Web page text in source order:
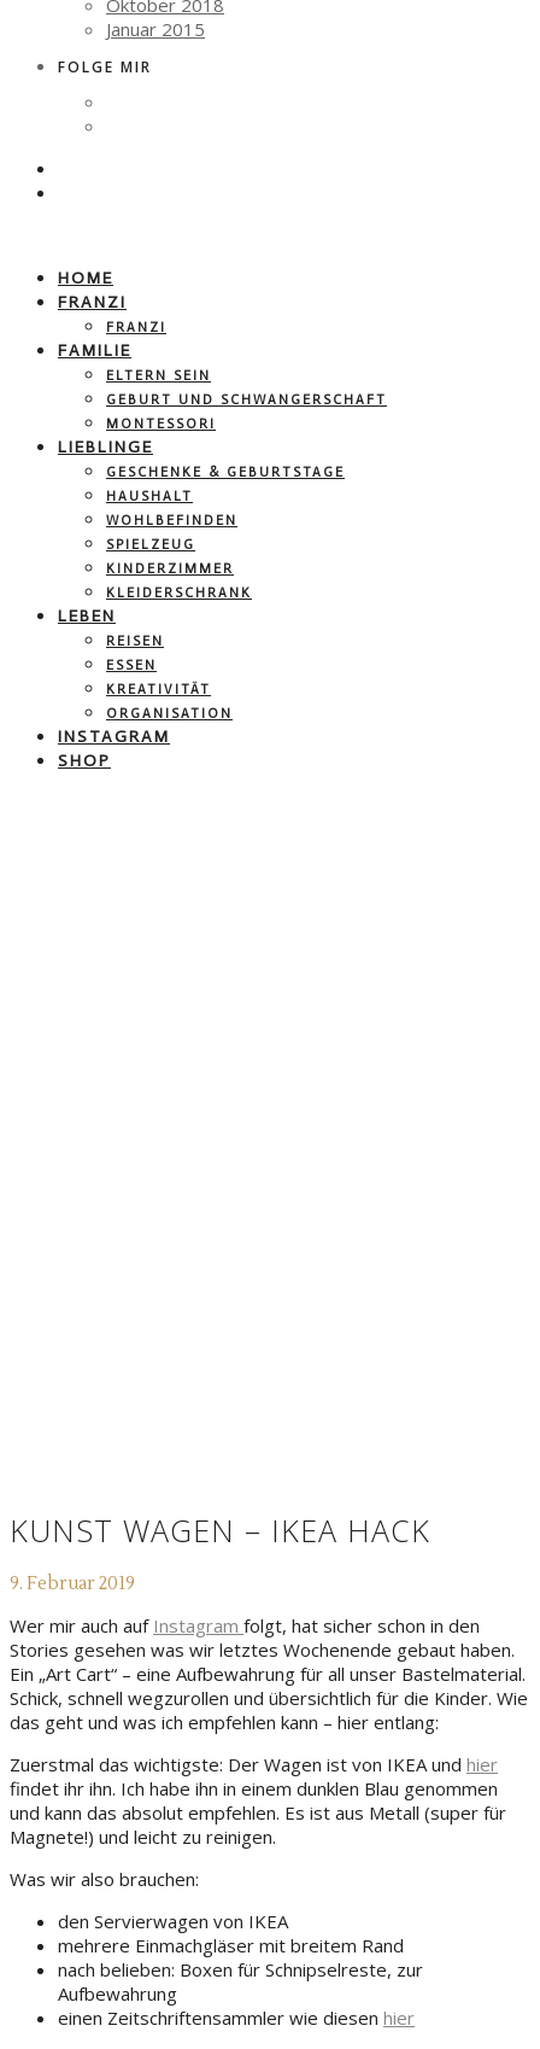
Januar 2015
FOLGE MIR
HOME
FRANZI
FRANZI
FAMILIE
ELTERN SEIN
GEBURT UND SCHWANGERSCHAFT
MONTESSORI
LIEBLINGE
GESCHENKE & GEBURTSTAGE
HAUSHALT
WOHLBEFINDEN
SPIELZEUG
KINDERZIMMER
KLEIDERSCHRANK
LEBEN
REISEN
ESSEN
KREATIVITÄT
ORGANISATION
INSTAGRAM
SHOP
KUNST WAGEN – IKEA HACK
9. Februar 2019
Wer mir auch auf Instagram folgt, hat sicher schon in den
Stories gesehen was wir letztes Wochenende gebaut haben.
Ein „Art Cart“ – eine Aufbewahrung für all unser Bastelmaterial.
Schick, schnell wegzurollen und übersichtlich für die Kinder. Wie
das geht und was ich empfehlen kann – hier entlang:
Zuerstmal das wichtigste: Der Wagen ist von IKEA und hier
findet ihr ihn. Ich habe ihn in einem dunklen Blau genommen
und kann das absolut empfehlen. Es ist aus Metall (super für
Magnete!) und leicht zu reinigen.
Was wir also brauchen:
den Servierwagen von IKEA
mehrere Einmachgläser mit breitem Rand
nach belieben: Boxen für Schnipselreste, zur
Aufbewahrung
einen Zeitschriftensammler wie diesen hier